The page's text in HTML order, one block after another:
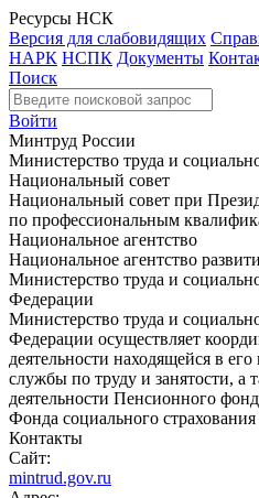
Ресурсы НСК
Версия для слабовидящих
НАРК НСПК Документы
Поиск
Войти
Минтруд России
Министерство труда и
Национальный совет
Национальный совет при
по профессиональным
Национальное агентство
Национальное агентство
Министерство труда и
Федерации
Министерство труда и
Федерации осуществляет
деятельности находящейся в
службы по труду и занятости, а
деятельности Пенсионного
Фонда социального
Контакты
Сайт:
mintrud.gov.ru